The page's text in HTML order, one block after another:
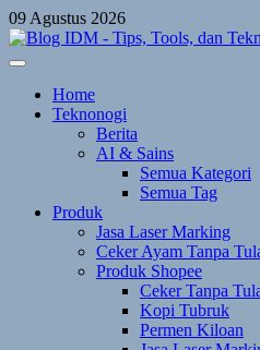
Skip
to
content
09 Agustus 2026
Home
Teknonogi
Berita
AI & Sains
Semua Kategori
Semua Tag
Produk
Jasa Laser Marking
Ceker Ayam Tanpa
Produk Shopee
Ceker Tanpa
Kopi Tubruk
Permen Kiloan